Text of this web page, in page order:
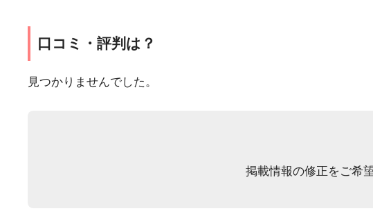
口コミ・評判は？
見つかりませんでした。
掲載情報の修正をご希